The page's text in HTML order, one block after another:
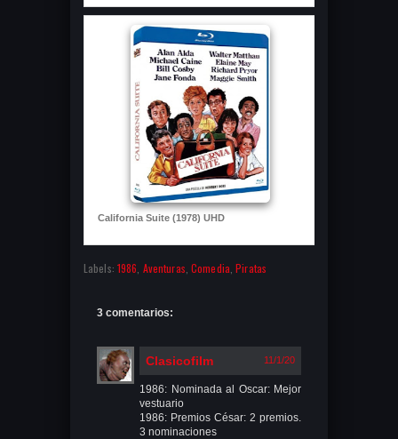
California Suite (1978) UHD
Labels: 1986 Aventuras ,Comedia ,Piratas
3 comentarios:
Clasicofilm 11/1/20
1986: Nominada al Oscar: Mejor
vestuario
1986: Premios César: 2 premios.
3 nominaciones